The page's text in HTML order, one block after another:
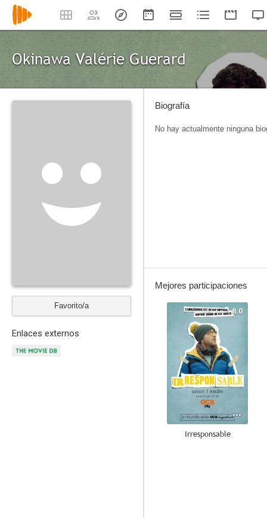
Okinawa Valérie Guerard
Favorito/a
Enlaces externos
Biografía
No hay actualmente ninguna
Mejores participaciones
8.0
Irresponsable